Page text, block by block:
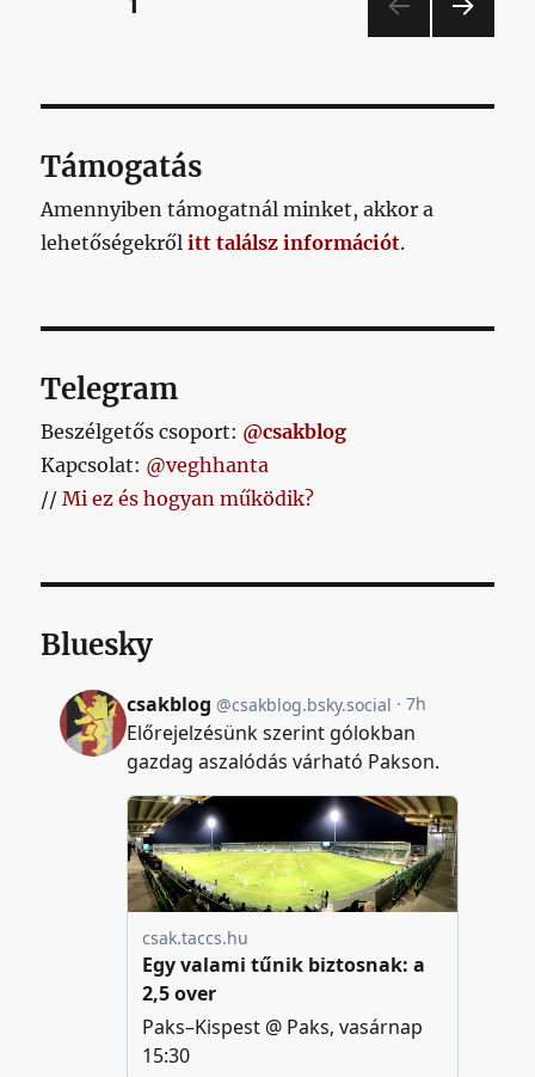
ki
OLD
Támogatás
Amennyiben támogatnál minket, akkor a
lehetőségekrőlitt találsz információt.
Telegram
Beszélgetős csoport: @csakblog
Kapcsolat: @veghhanta
//Mi ez és hogyan működik?
Bluesky